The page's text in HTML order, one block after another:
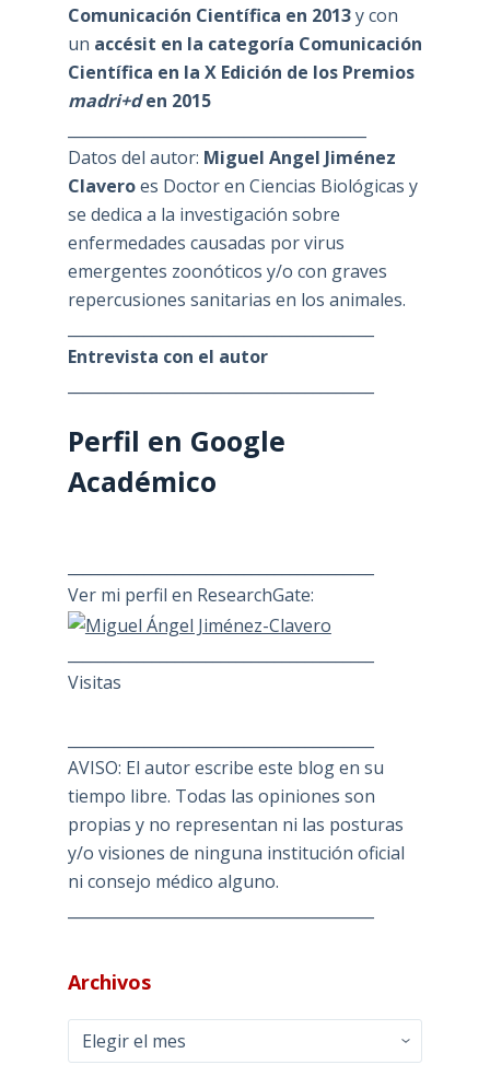
Comunicación Científica en 2013y con
un accésit en la categoría Comunicación
Científica en la X Edición de los Premios
madri+den 2015
Datos del autor: Miguel Angel Jiménez
Claveroes Doctor en Ciencias Biológicas y
se dedica a la investigación sobre
enfermedades causadas por virus
emergentes zoonóticos y/o con graves
repercusiones sanitarias en los animales.
Entrevista con el autor
Perfil en Google
Académico
Ver mi perfil en ResearchGate:
Visitas
AVISO: El autor escribe este blog en su
tiempo libre. Todas las opiniones son
propias y no representan ni las posturas
y/o visiones de ninguna institución oficial
ni consejo médico alguno.
Archivos
Archivos